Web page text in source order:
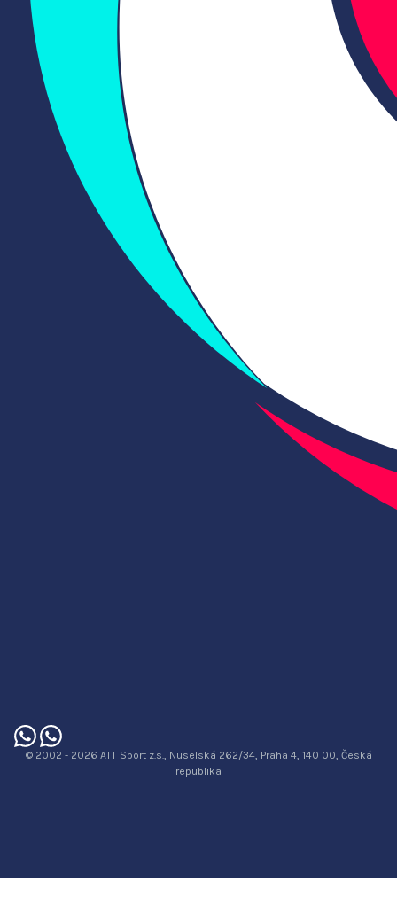
© 2002 - 2026 ATT Sport z.s., Nuselská 262/34, Praha 4, 140 00, Česká
republika